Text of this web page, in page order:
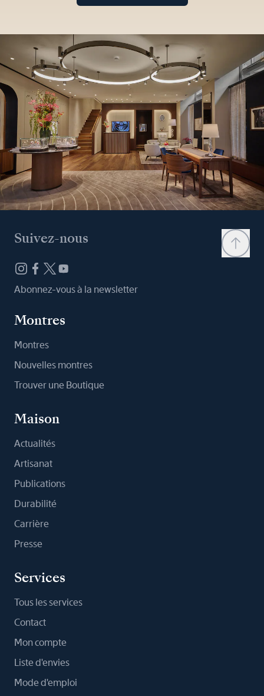
Suivez-nous
Abonnez-vous à la newsletter
Montres
Montres
Nouvelles montres
Trouver une Boutique
Maison
Actualités
Artisanat
Publications
Durabilité
Carrière
Presse
Services
Tous les services
Contact
Mon compte
Liste d'envies
Mode d'emploi